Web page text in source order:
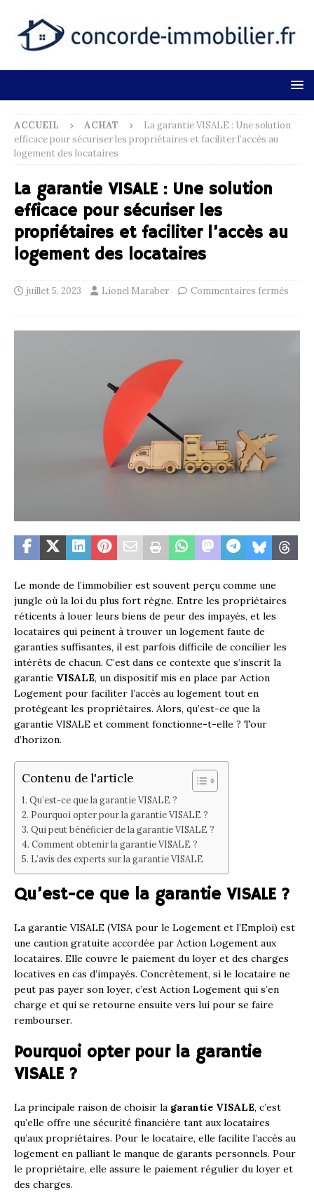
ACCUEIL ACHAT
La garantie VISALE : Une solution
efficace pour sécuriser les propriétaires et faciliter l’accès au
logement des locataires
La garantie VISALE : Une solution
efficace pour sécuriser les
propriétaires et faciliter l’accès au
logement des locataires
juillet 5, 2023 Lionel Maraber Commentaires fermés
Le monde de l’immobilier est souvent perçu comme une
jungle où la loi du plus fort règne. Entre les propriétaires
réticents à louer leurs biens de peur des impayés, et les
locataires qui peinent à trouver un logement faute de
garanties suffisantes, il est parfois difficile de concilier les
intérêts de chacun. C’est dans ce contexte que s’inscrit la
garantie VISALE, un dispositif mis en place par Action
Logement pour faciliter l’accès au logement tout en
protégeant les propriétaires. Alors, qu’est-ce que la
garantie VISALE et comment fonctionne-t-elle ? Tour
d’horizon.
Contenu de l'article
Qu’est-ce que la garantie VISALE ?
Pourquoi opter pour la garantie VISALE ?
Qui peut bénéficier de la garantie VISALE ?
Comment obtenir la garantie VISALE ?
L’avis des experts sur la garantie VISALE
Qu’est-ce que la garantie VISALE ?
La garantie VISALE (VISA pour le Logement et l’Emploi) est
une caution gratuite accordée par Action Logement aux
locataires. Elle couvre le paiement du loyer et des charges
locatives en cas d’impayés. Concrètement, si le locataire ne
peut pas payer son loyer, c’est Action Logement qui s’en
charge et qui se retourne ensuite vers lui pour se faire
rembourser.
Pourquoi opter pour la garantie
VISALE ?
La principale raison de choisir la garantie VISALE, c’est
qu’elle offre une sécurité financière tant aux locataires
qu’aux propriétaires. Pour le locataire, elle facilite l’accès au
logement en palliant le manque de garants personnels. Pour
le propriétaire, elle assure le paiement régulier du loyer et
des charges.